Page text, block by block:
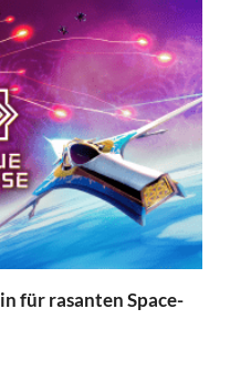
für rasanten Space-